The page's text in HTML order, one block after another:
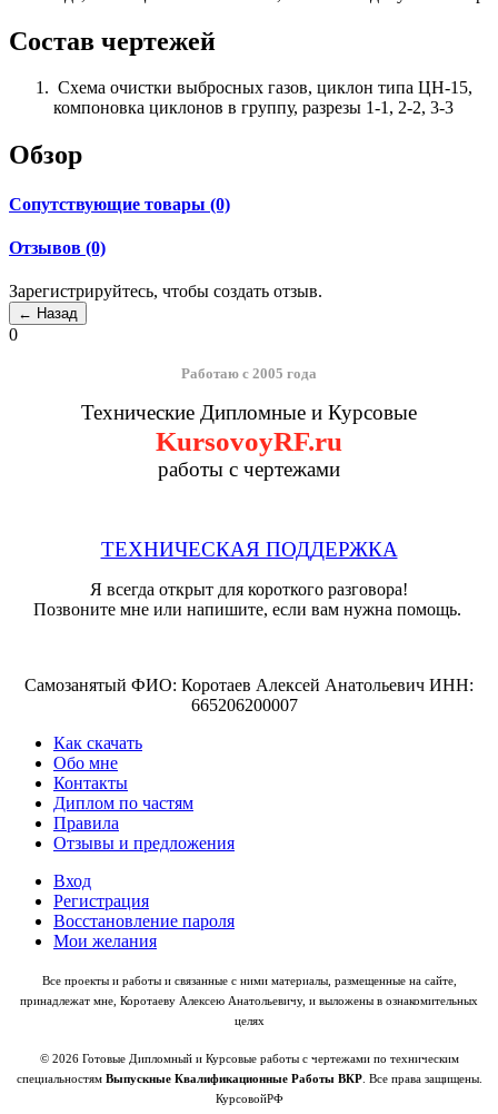
Состав чертежей
Схема очистки выбросных газов, циклон типа ЦН-15,
компоновка циклонов в группу, разрезы 1-1, 2-2, 3-3
Обзор
Сопутствующие товары (0)
Отзывов (0)
Зарегистрируйтесь, чтобы создать отзыв.
0
Работаю с 2005 года
Технические Дипломные и Курсовые
KursovoyRF.ru
работы с чертежами
ТЕХНИЧЕСКАЯ ПОДДЕРЖКА
Я всегда открыт для короткого разговора!
Позвоните мне или напишите, если вам нужна помощь.
Самозанятый ФИО: Коротаев Алексей Анатольевич ИНН:
665206200007
Как скачать
Обо мне
Контакты
Диплом по частям
Правила
Отзывы и предложения
Вход
Регистрация
Восстановление пароля
Мои желания
Все проекты и работы и связанные с ними материалы, размещенные на сайте,
принадлежат мне, Коротаеву Алексею Анатольевичу, и выложены в ознакомительных
целях
© 2026 Готовые Дипломный и Курсовые работы с чертежами по техническим
специальностям Выпускные Квалификационные Работы ВКР. Все права защищены.
КурсовойРФ